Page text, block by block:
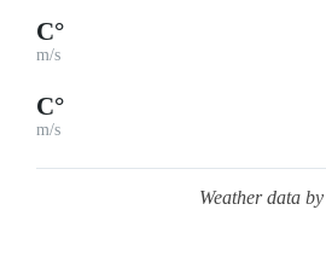
°C
m/s
°C
m/s
Weather data by